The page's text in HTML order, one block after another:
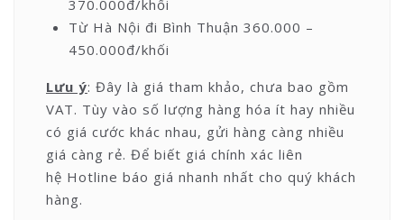
370.000đ/khối
Từ Hà Nội đi Bình Thuận 360.000 –
450.000đ/khối
Lưu ý: Đây là giá tham khảo, chưa bao gồm
VAT. Tùy vào số lượng hàng hóa ít hay nhiều
có giá cước khác nhau, gửi hàng càng nhiều
giá càng rẻ. Để biết giá chính xác liên
hệ Hotline báo giá nhanh nhất cho quý khách
hàng.